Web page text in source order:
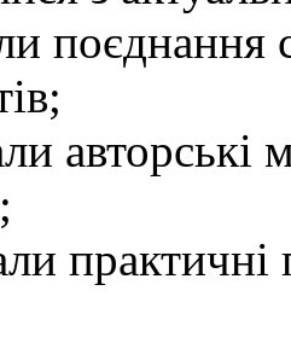
поєднання
практичні